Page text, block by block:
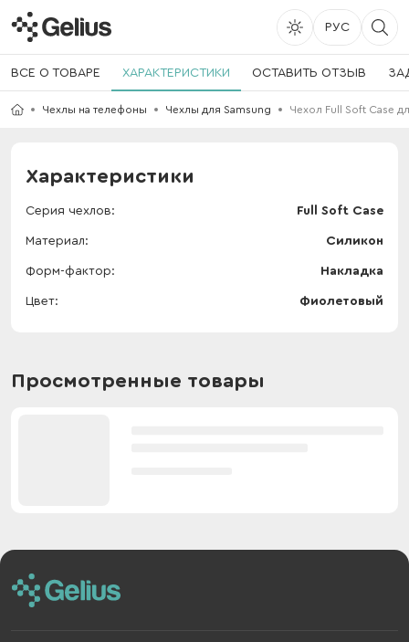
РУС
ВСЕ О ТОВАРЕ ХАРАКТЕРИСТИКИ ОСТАВИТЬ ОТЗЫВ
Чехлы на телефоны Чехлы для Samsung Чехол Full Soft Case
Характеристики
Серия чехлов Full Soft Case
Материал Силикон
Форм-фактор Накладка
Цвет Фиолетовый
Просмотренные товары